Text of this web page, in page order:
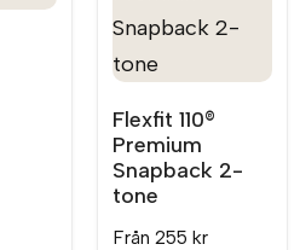
Flexfit 110®
Premium
Snapback 2-
tone
Från 255 kr